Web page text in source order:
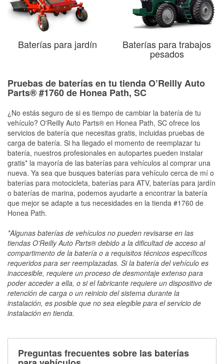
Baterías para jardín Baterías para trabajos
pesados
Pruebas de baterías en tu tienda O’Reilly Auto
Parts® #1760 de Honea Path, SC
¿No estás seguro de si es tiempo de cambiar la batería de tu
vehículo? O'Reilly Auto Parts® en Honea Path, SC ofrece los
servicios de batería que necesitas gratis, incluidas pruebas de
carga de batería. Si ha llegado el momento de reemplazar tu
batería, nuestros profesionales en autopartes pueden instalar
gratis* la mayoría de las baterías para vehículos al comprar una
nueva. Ya sea que busques baterías para vehículo cerca de mí o
baterías para motocicleta, baterías para ATV, baterías para jardín
o baterías de marina, podemos ayudarte a encontrar la batería
que mejor se adapte a tus necesidades en la tienda #1760 de
Honea Path.
*Algunas baterías de vehículos no pueden revisarse en las
tiendas O'Reilly Auto Parts® debido a la dificultad de acceso al
compartimento de la batería o a requisitos técnicos específicos
requeridos para ser reemplazadas. Si la batería del vehículo es
inaccesible, requiere un proceso de desmontaje extenso para
poder acceder a ella, o si el fabricante requiere un dispositivo de
retención de carga o un reinicio del sistema durante la
instalación, es posible que no sea elegible para el servicio de
instalación en tienda.
Preguntas frecuentes sobre las baterías